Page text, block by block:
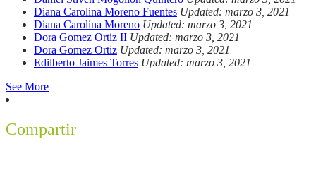
Diana Carolina Moreno Fuentes Updated: marzo 3, 2021
Diana Carolina Moreno Updated: marzo 3, 2021
Dora Gomez Ortiz II Updated: marzo 3, 2021
Dora Gomez Ortiz Updated: marzo 3, 2021
Edilberto Jaimes Torres Updated: marzo 3, 2021
See More
Compartir